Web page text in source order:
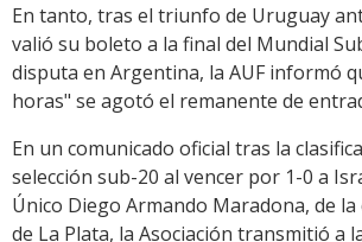
En tanto, tras el triunfo de Uruguay
valió su boleto a la final del Mundial
disputa en Argentina, la AUF informó
horas" se agotó el remanente de
En un comunicado oficial tras la
selección sub-20 al vencer por 1-0 a
Único Diego Armando Maradona, de
de La Plata, la Asociación transmitió a